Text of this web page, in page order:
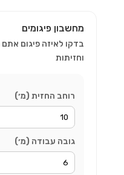
מחשבון פיגומים
בדקו לאיזה פיגום אתם
וחזיתות
רוחב החזית (מ׳)
גובה עבודה (מ׳)